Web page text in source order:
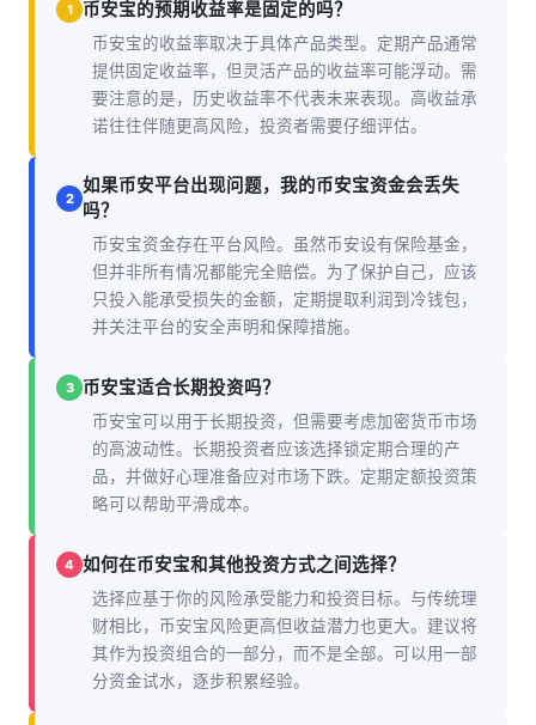
1 币安宝的预期收益率是固定的吗？
币安宝的收益率取决于具体产品类型。定期产品通常
提供固定收益率，但灵活产品的收益率可能浮动。需
要注意的是，历史收益率不代表未来表现。高收益承
诺往往伴随更高风险，投资者需要仔细评估。
2
如果币安平台出现问题，我的币安宝资金会丢失
吗？
币安宝资金存在平台风险。虽然币安设有保险基金，
但并非所有情况都能完全赔偿。为了保护自己，应该
只投入能承受损失的金额，定期提取利润到冷钱包，
并关注平台的安全声明和保障措施。
3 币安宝适合长期投资吗？
币安宝可以用于长期投资，但需要考虑加密货币市场
的高波动性。长期投资者应该选择锁定期合理的产
品，并做好心理准备应对市场下跌。定期定额投资策
略可以帮助平滑成本。
4 如何在币安宝和其他投资方式之间选择？
选择应基于你的风险承受能力和投资目标。与传统理
财相比，币安宝风险更高但收益潜力也更大。建议将
其作为投资组合的一部分，而不是全部。可以用一部
分资金试水，逐步积累经验。